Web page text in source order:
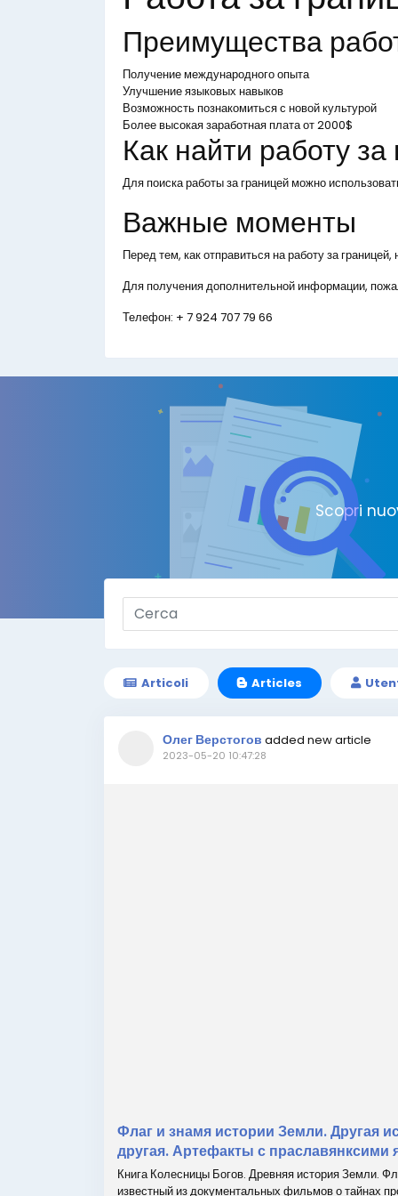
Преимущества
Получение международного опыта
Улучшение языковых навыков
Возможность познакомиться с новой культурой
Более высокая заработная плата от 2000$
Как найти работу
Для поиска работы за границей можно
Важные моменты
Перед тем, как отправиться на работу за
Для получения дополнительной информации,
Телефон: + 7 924 707 79 66
Scopri
Articoli Articles
Олег Верстогов added new article
2023-05-20 10:47:28
Флаг и знамя истории Земли. Другая
другая. Артефакты с праславянксими
Книга Колесницы Богов. Древняя история Земли.
известный из документальных фильмов о тайнах